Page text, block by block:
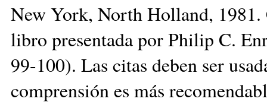
New York, North Holland, 1981.
libro presentada por Philip C.
99-100). Las citas deben ser
comprensión es más